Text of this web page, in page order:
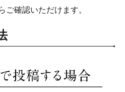
ご確認いただけます。